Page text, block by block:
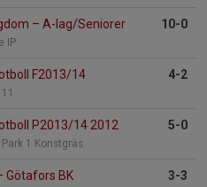
– A-lag/Seniorer
IP
10-0
F2013/14 4-2
P2013/14 2012
1 Konstgräs
5-0
Götafors BK 3-3